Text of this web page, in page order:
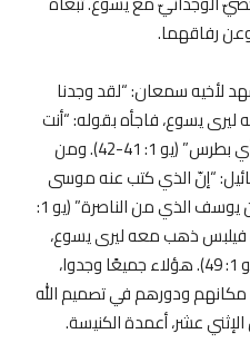
وعن رفاقهما.
لأخيه سمعان: “لقد وجدنا
يسوع، فاجأه بقوله: “أنت
سمعان بن يونا، وستُدعى الصخرة أي بطرس” (يو 1: 41-42). ومن
“إنّ الذي كتب عنه موسى
والأنبياء، قد وجدناه. وهو يسوع ابن يوسف الذي من الناصرة” (يو 1:
فيلبس ذهب معه ليرى يسوع،
فاكتشف أنّ يسوع هو “ابن الله” (يو 1: 49). هؤلاء جميعًا وجدوا،
ودورهم في تصميم الله
عشر، أعمدة الكنيسة.